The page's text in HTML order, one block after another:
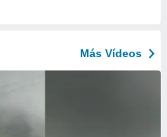
Más Vídeos